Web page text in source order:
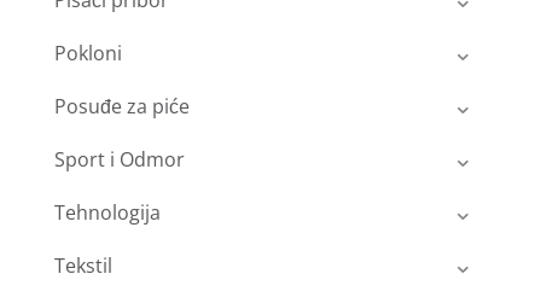
Pokloni
Posuđe za piće
Sport i Odmor
Tehnologija
Tekstil